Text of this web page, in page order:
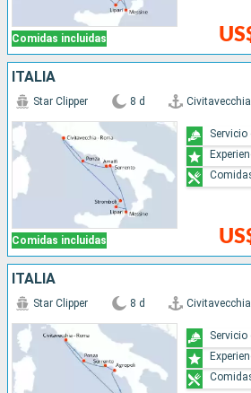
Comidas incluidas
ITALIA
Comidas incluidas
Star Clipper 8 d
ITALIA
Star Clipper 8 d